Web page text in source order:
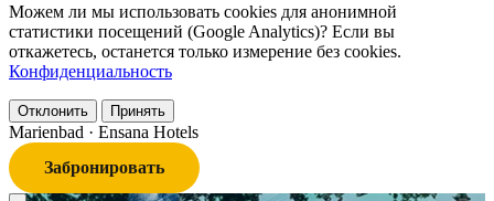
Можем ли мы использовать cookies для анонимной
статистики посещений (Google Analytics)? Если вы
откажетесь, останется только измерение без cookies.
Конфиденциальность
Отклонить Принять
Marienbad · Ensana Hotels
Забронировать